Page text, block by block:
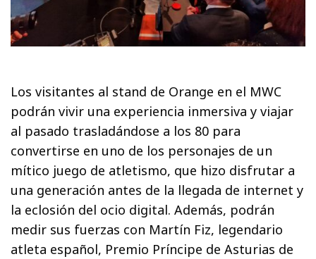
Los visitantes al stand de Orange en el MWC
podrán vivir una experiencia inmersiva y viajar
al pasado trasladándose a los 80 para
convertirse en uno de los personajes de un
mítico juego de atletismo, que hizo disfrutar a
una generación antes de la llegada de internet y
la eclosión del ocio digital. Además, podrán
medir sus fuerzas con Martín Fiz, legendario
atleta español, Premio Príncipe de Asturias de